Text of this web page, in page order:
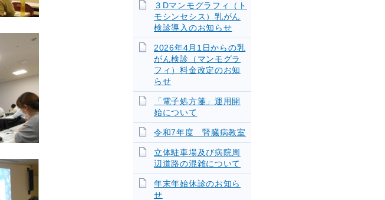
３Dマンモグラフィ（ト
モシンセシス）乳がん
検診導入のお知らせ
2026年4月1日からの乳
がん検診（マンモグラ
フィ）料金改定のお知
らせ
「電子処方箋」運用開
始について
令和7年度 腎臓病教室
立体駐車場及び病院周
辺道路の混雑について
年末年始休診のお知ら
せ